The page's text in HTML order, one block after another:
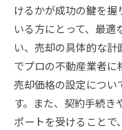
けるかが成功の鍵を握
いる方にとって、最
い、売却の具体的な
でプロの不動産業者
売却価格の設定につい
す。また、契約手続き
ポートを受けることで